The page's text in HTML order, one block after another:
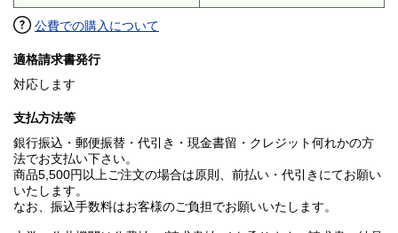
公費での購入について
適格請求書発行
対応します
支払方法等
銀行振込・郵便振替・代引き・現金書留・クレジット何れかの方
法でお支払い下さい。
商品5,500円以上ご注文の場合は原則、前払い・代引きにてお願い
いたします。
なお、振込手数料はお客様のご負担でお願いいたします。